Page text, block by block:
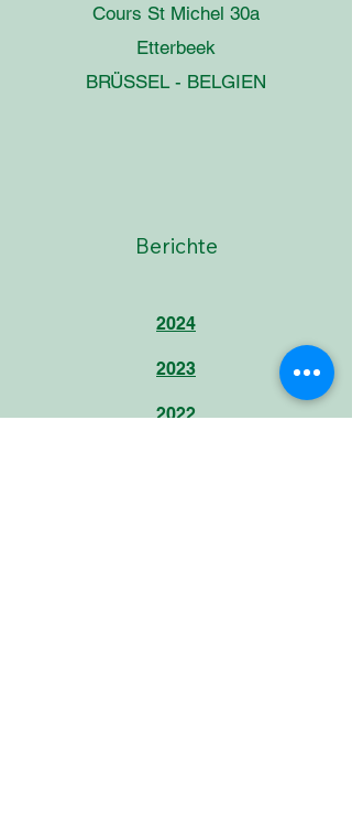
Cours St Michel 30a
Etterbeek
BRÜSSEL - BELGIEN
Berichte
2024
2023
2022